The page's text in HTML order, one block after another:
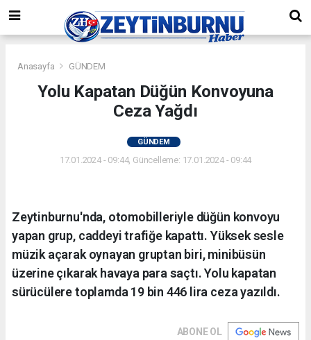
Anasayfa GÜNDEM
Yolu Kapatan Düğün Konvoyuna
Ceza Yağdı
GÜNDEM
17.01.2024 - 09:44, Güncelleme: 17.01.2024 - 09:44
Zeytinburnu'nda, otomobilleriyle düğün konvoyu
yapan grup, caddeyi trafiğe kapattı. Yüksek sesle
müzik açarak oynayan gruptan biri, minibüsün
üzerine çıkarak havaya para saçtı. Yolu kapatan
sürücülere toplamda 19 bin 446 lira ceza yazıldı.
ABONE OL